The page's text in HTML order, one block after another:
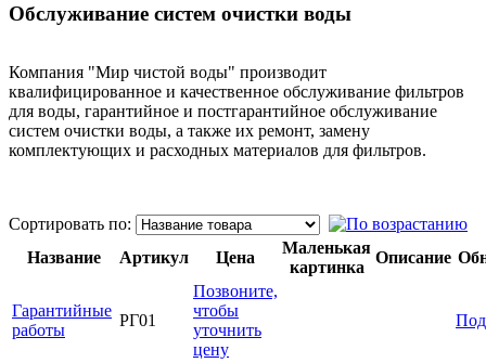
Обслуживание систем очистки воды
Компания "Мир чистой воды" производит
квалифицированное и качественное обслуживание фильтров
для воды, гарантийное и постгарантийное обслуживание
систем очистки воды, а также их ремонт, замену
комплектующих и расходных материалов для фильтров.
Сортировать по:
Название
Артикул Цена
Маленькая
картинка
Описание
Гарантийные
работы
РГ01
Позвоните,
чтобы
уточнить
цену